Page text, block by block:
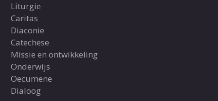
Liturgie
Caritas
Diaconie
Catechese
Missie en ontwikkeling
Onderwijs
Oecumene
Dialoog